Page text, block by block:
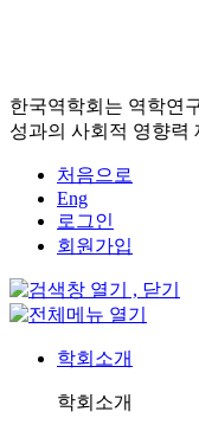
한국역학회는 역학연
성과의 사회적 영향력
처음으로
Eng
로그인
회원가입
학회소개
학회소개